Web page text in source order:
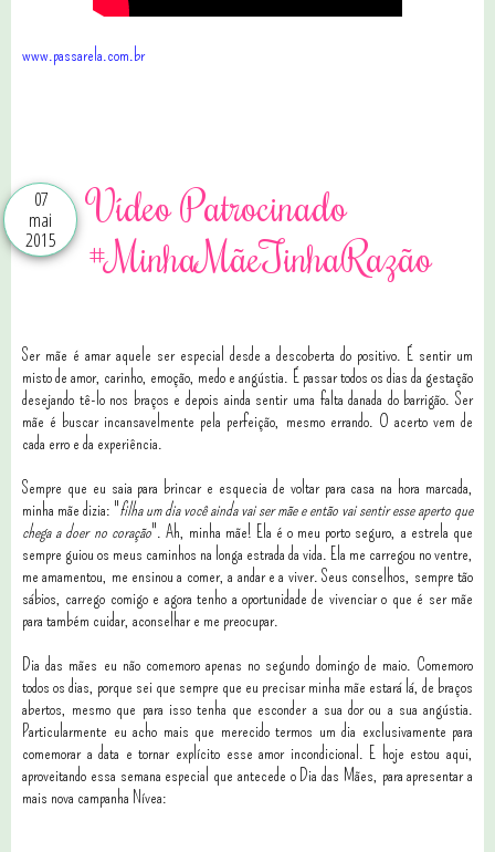
www.passarela.com.br
07
mai
2015
Vídeo Patrocinado
#MinhaMãeTinhaRazão
Ser mãe é amar aquele ser especial desde a descoberta do positivo. É sentir um
misto de amor, carinho, emoção, medo e angústia. É passar todos os dias da gestação
desejando tê-lo nos braços e depois ainda sentir uma falta danada do barrigão. Ser
mãe é buscar incansavelmente pela perfeição, mesmo errando. O acerto vem de
cada erro e da experiência.
Sempre que eu saia para brincar e esquecia de voltar para casa na hora marcada,
minha mãe dizia: "filha um dia você ainda vai ser mãe e então vai sentir esse aperto que
chega a doer no coração". Ah, minha mãe! Ela é o meu porto seguro, a estrela que
sempre guiou os meus caminhos na longa estrada da vida. Ela me carregou no ventre,
me amamentou, me ensinou a comer, a andar e a viver. Seus conselhos, sempre tão
sábios, carrego comigo e agora tenho a oportunidade de vivenciar o que é ser mãe
para também cuidar, aconselhar e me preocupar.
Dia das mães eu não comemoro apenas no segundo domingo de maio. Comemoro
todos os dias, porque sei que sempre que eu precisar minha mãe estará lá, de braços
abertos, mesmo que para isso tenha que esconder a sua dor ou a sua angústia.
Particularmente eu acho mais que merecido termos um dia exclusivamente para
comemorar a data e tornar explícito esse amor incondicional. E hoje estou aqui,
aproveitando essa semana especial que antecede o Dia das Mães, para apresentar a
mais nova campanha Nívea: